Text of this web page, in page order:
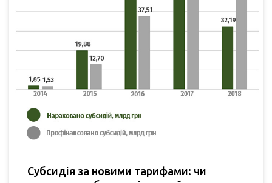
Субсидія за новими тарифами: чи